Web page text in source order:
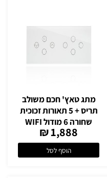
מתג טאץ' חכם משולב
תריס + 5 תאורות זכוכית
שחורה 6 מודול WIFI
1,888 ₪
הוסף לסל